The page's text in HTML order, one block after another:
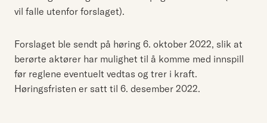
vil falle utenfor forslaget).
Forslaget ble sendt på høring 6. oktober 2022, slik at
berørte aktører har mulighet til å komme med innspill
før reglene eventuelt vedtas og trer i kraft.
Høringsfristen er satt til 6. desember 2022.